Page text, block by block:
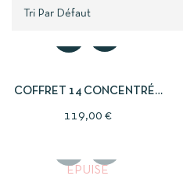
COFFRET 14 CONCENTRÉS
119,00 €
ÉPUISÉ